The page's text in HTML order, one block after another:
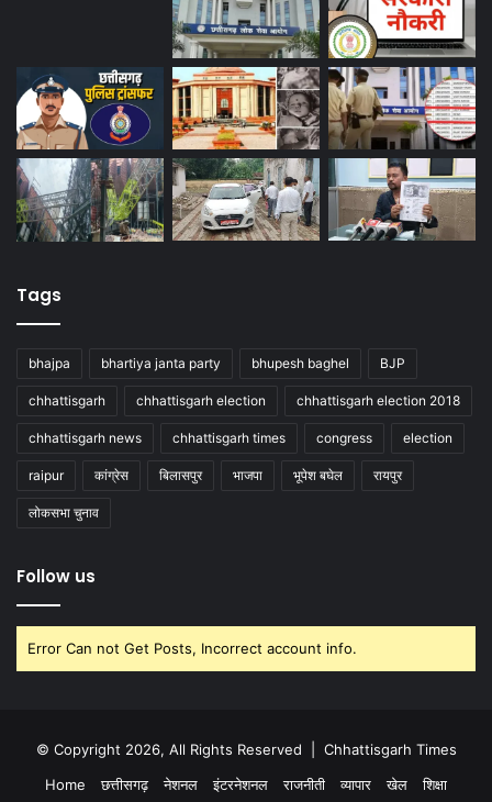
Tags
bhajpa bhartiya janta party bhupesh baghel BJP
chhattisgarh chhattisgarh election chhattisgarh election 2018
chhattisgarh news chhattisgarh times congress election
raipur कांग्रेस बिलासपुर भाजपा भूपेश बघेल रायपुर
लोकसभा चुनाव
Follow us
Error Can not Get Posts, Incorrect account info.
© Copyright 2026, All Rights Reserved | Chhattisgarh Times
Home
छत्तीसगढ़ नेशनल इंटरनेशनल राजनीती व्यापार खेल शिक्षा